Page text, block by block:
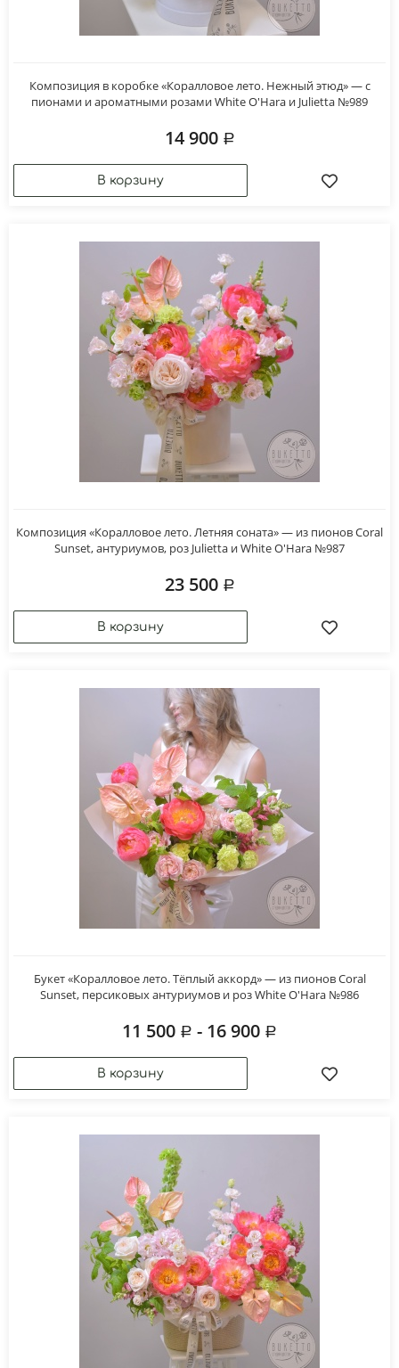
Композиция в коробке «Коралловое лето. Нежный этюд» — с
пионами и ароматными розами White O'Hara и Julietta №989
14 900
Композиция «Коралловое лето. Летняя соната» — из пионов Coral
Sunset, антуриумов, роз Julietta и White O'Hara №987
23 500
Букет «Коралловое лето. Тёплый аккорд» — из пионов Coral
Sunset, персиковых антуриумов и роз White O'Hara №986
11 500 - 16 900